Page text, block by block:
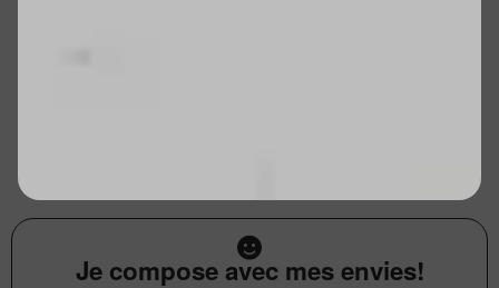
Je compose avec mes envies!